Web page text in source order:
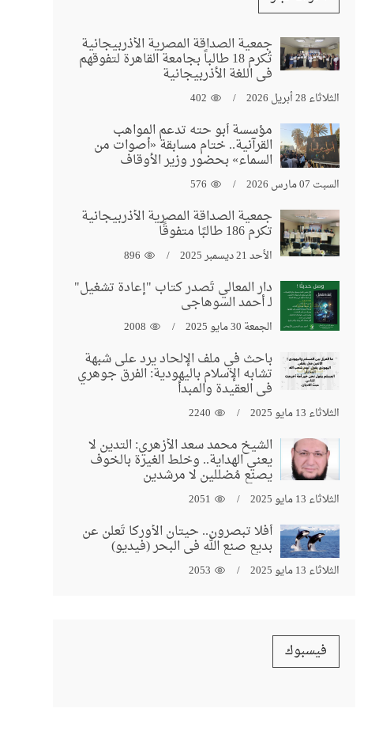
جمعية الصداقة المصرية الأذربيجانية
تُكرم 18 طالباً بجامعة القاهرة لتفوقهم
في اللغة الأذربيجانية
الثلاثاء 28 أبريل 2026 402
مؤسسة أبو حته تدعم المواهب
القرآنية.. ختام مسابقة «أصوات من
السماء» بحضور وزير الأوقاف
السبت 07 مارس 2026 576
جمعية الصداقة المصرية الأذربيجانية
تكرم 186 طالبًا متفوقًا
الأحد 21 ديسمبر 2025 896
دار المعالي تُصدر كتاب "إعادة تشغيل"
لـ أحمد السوهاجي
الجمعة 30 مايو 2025 2008
باحث في ملف الإلحاد يرد على شبهة
تشابه الإسلام باليهودية: الفرق جوهري
في العقيدة والمبدأ
الثلاثاء 13 مايو 2025 2240
الشيخ محمد سعد الأزهري: التدين لا
يعني الهداية.. وخلط الغيرة بالخوف
يصنع مُضللين لا مرشدين
الثلاثاء 13 مايو 2025 2051
أفلا تبصرون.. حيتان الأوركا تُعلن عن
بديع صنع الله في البحر (فيديو)
الثلاثاء 13 مايو 2025 2053
فيسبوك